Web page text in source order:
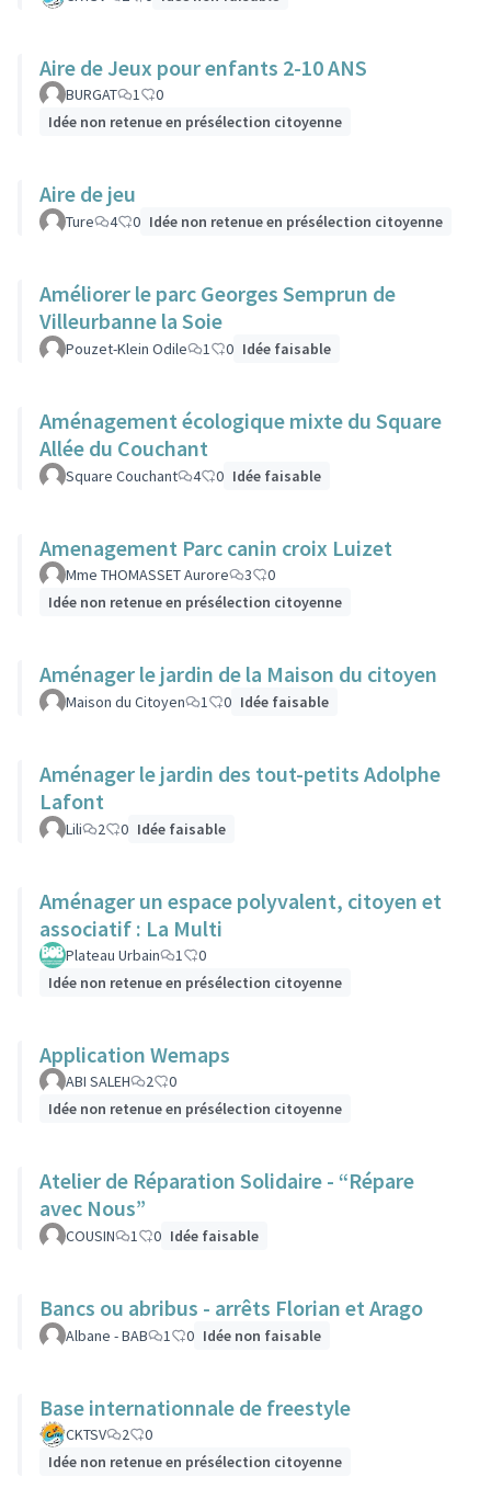
Aire de Jeux pour enfants 2-10 ANS
BURGAT 1
0
Idée non retenue en présélection citoyenne
Aire de jeu
Ture 4 0 Idée non retenue en présélection citoyenne
Améliorer le parc Georges Semprun de
Villeurbanne la Soie
Pouzet-Klein Odile 1 0 Idée faisable
Aménagement écologique mixte du Square
Allée du Couchant
Square Couchant 4 0 Idée faisable
Amenagement Parc canin croix Luizet
Mme THOMASSET Aurore 3
0
Idée non retenue en présélection citoyenne
Aménager le jardin de la Maison du citoyen
Maison du Citoyen 1 0 Idée faisable
Aménager le jardin des tout-petits Adolphe
Lafont
Lili 2 0 Idée faisable
Aménager un espace polyvalent, citoyen et
associatif : La Multi
Plateau Urbain 1
0
Idée non retenue en présélection citoyenne
Application Wemaps
ABI SALEH 2
0
Idée non retenue en présélection citoyenne
Atelier de Réparation Solidaire - “Répare
avec Nous”
COUSIN 1 0 Idée faisable
Bancs ou abribus - arrêts Florian et Arago
Albane - BAB 1 0 Idée non faisable
Base internationnale de freestyle
CKTSV 2
0
Idée non retenue en présélection citoyenne